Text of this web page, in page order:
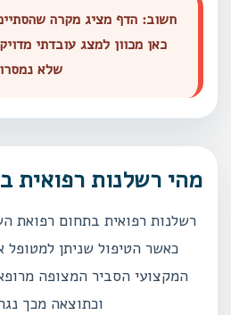
חשוב: הדף מציג מקרה
כאן מכוון למצג עובדתי
שלא
מהי רשלנות רפואית
רשלנות רפואית בתחום רפואת
כאשר הטיפול שניתן למטופל
המקצועי הסביר המצופה
וכתוצאה מכך